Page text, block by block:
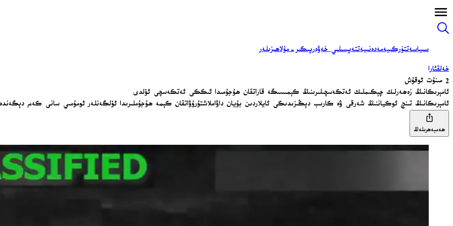
سىياسەتتۈركىيەمەدەنىيەتتەپسىلىي خەۋەرپىكىر-مۇلاھىزىلەر
خەلقئارا
2 مىنۇت ئوقۇش
ئامېرىكانىڭ زەھەرلىك چېكىملىك ئەتكەسچىلىرىنىڭ كېمىسىگە قاراتقان ھۇجۇمىدا ئىككى ئەتكەسچى ئۆلدى
ئامېرىكانىڭ تىنچ ئوكياننىڭ شەرقى ۋە كارىب دېڭىزىدىكى ئايلاردىن بۇيان داۋاملاشتۇرۇۋاتقان كېمە ھۇجۇملىرىدا ئۆلگەنلەر ئومۇمىي سانى كەم دېگەندە 207 گە
ھەمبەھرىلەڭ